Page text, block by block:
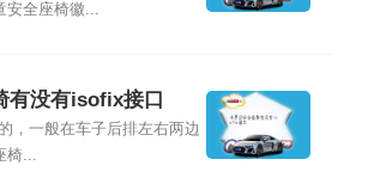
全座椅徽...
有没有isofix接口
，一般在车子后排左右两边
椅...